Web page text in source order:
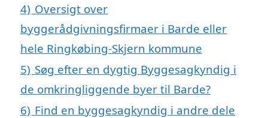
4) Oversigt over
byggerådgivningsfirmaer i Barde eller
hele Ringkøbing-Skjern kommune
5) Søg efter en dygtig Byggesagkyndig i
de omkringliggende byer til Barde?
6) Find en byggesagkyndig i andre dele